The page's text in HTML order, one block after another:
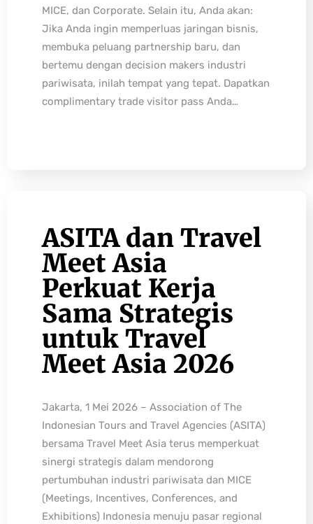
MICE, dan Corporate. Selain itu, Anda akan:
Jika Anda ingin memperluas jaringan bisnis,
membuka peluang partnership baru, dan
bertemu dengan decision makers industri
pariwisata, inilah tempat yang tepat. Dapatkan
complimentary trade visitor pass Anda…
ASITA dan Travel
Meet Asia
Perkuat Kerja
Sama Strategis
untuk Travel
Meet Asia 2026
Jakarta, 1 Mei 2026 – Association of The
Indonesian Tours and Travel Agencies (ASITA)
bersama Travel Meet Asia terus memperkuat
sinergi strategis dalam mendorong
pertumbuhan industri pariwisata dan MICE
(Meetings, Incentives, Conferences, and
Exhibitions) Indonesia menuju pasar regional